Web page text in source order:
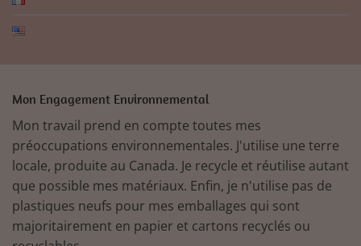
Mon Engagement Environnemental
Mon travail prend en compte toutes mes
préoccupations environnementales. J'utilise une terre
locale, produite au Canada. Je recycle et réutilise autant
que possible mes matériaux. Enfin, je n'utilise pas de
plastiques neufs pour mes emballages qui sont
majoritairement en papier et cartons recyclés ou